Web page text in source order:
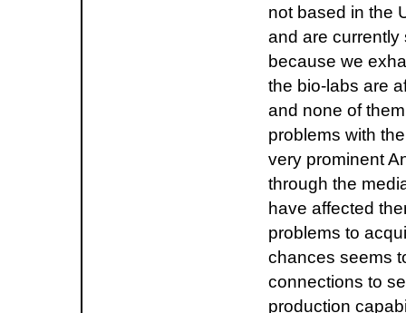
not based in the
and are currently
because we
the bio-labs are
and none of
problems with
very prominent
through the
have affected
problems to
chances seems
connections to
production